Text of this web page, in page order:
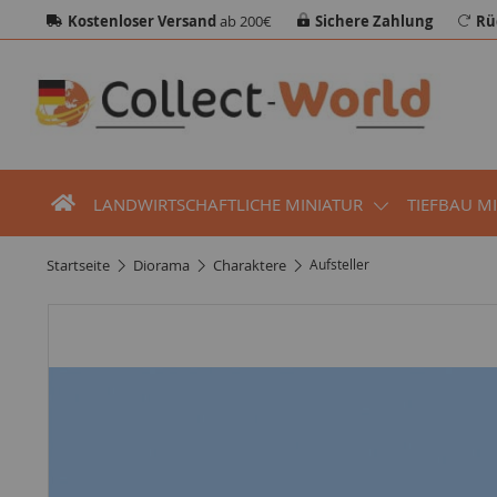
Kostenloser Versandab 200€ Sichere Zahlung
LANDWIRTSCHAFTLICHE MINIATUR TIEFBAU
startseite diorama charaktere Aufsteller